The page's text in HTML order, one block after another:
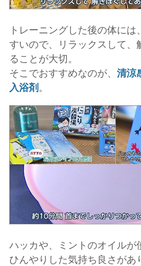
トレーニングした後の体に
すいので、リラックスして、
ることが大切。
そこでおすすめなのが、 清涼
入浴剤 。
ハッカや、ミントのオイルが
ひんやりした気持ち良さがあ